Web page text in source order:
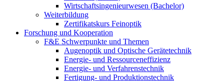
Wirtschaftsingenieurwesen (Bachelor)
Weiterbildung
Zertifikatskurs Feinoptik
Forschung und Kooperation
F&E Schwerpunkte und Themen
Augenoptik und Optische Gerätetechnik
Energie- und Ressourceneffizienz
Energie- und Verfahrenstechnik
Fertigung- und Produktionstechnik